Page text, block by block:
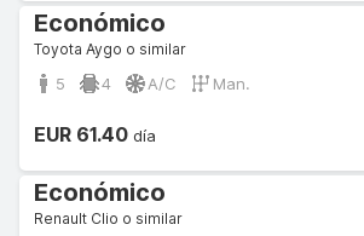
Económico
Toyota Aygo o similar
5 4 A/C Man.
EUR 61.40 día
Económico
Renault Clio o similar